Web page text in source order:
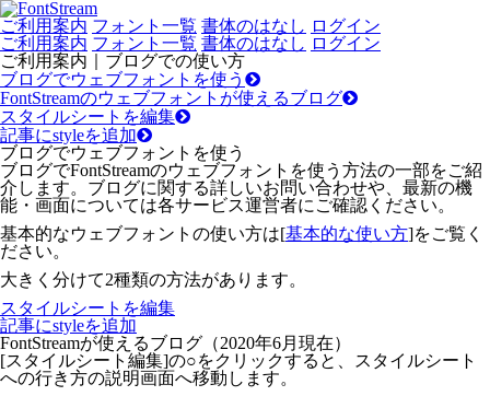
ご利用案内 フォント一覧 書体のはなし ログイン
ご利用案内 フォント一覧 書体のはなし ログイン
ご利用案内｜ブログでの使い方
ブログでウェブフォントを使う
FontStreamのウェブフォントが使えるブログ
スタイルシートを編集
記事にstyleを追加
ブログでウェブフォントを使う
ブログでFontStreamのウェブフォントを使う方法の一部をご紹
介します。ブログに関する詳しいお問い合わせや、最新の機
能・画面については各サービス運営者にご確認ください。
基本的なウェブフォントの使い方は[基本的な使い方]をご覧く
ださい。
大きく分けて2種類の方法があります。
スタイルシートを編集
記事にstyleを追加
FontStreamが使えるブログ（2020年6月現在）
[スタイルシート編集]の○をクリックすると、スタイルシート
への行き方の説明画面へ移動します。